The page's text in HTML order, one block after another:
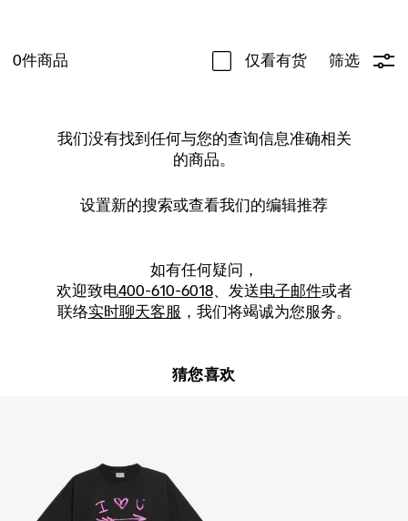
0件商品 仅看有货 筛选
我们没有找到任何与您的查询信息准确相关
的商品。
设置新的搜索或查看我们的编辑推荐
如有任何疑问，
欢迎致电400-610-6018、发送电子邮件或者
联络实时聊天客服 ，我们将竭诚为您服务。
猜您喜欢